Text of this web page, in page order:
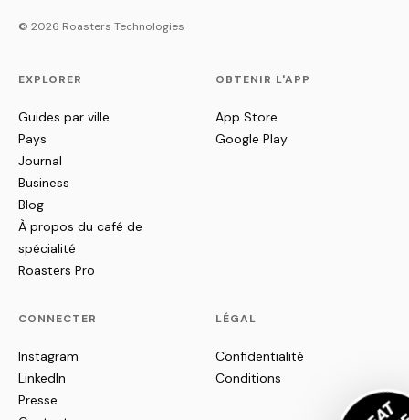
© 2026 Roasters Technologies
EXPLORER
Guides par ville
Pays
Journal
Business
Blog
À propos du café de
spécialité
Roasters Pro
OBTENIR L'APP
App Store
Google Play
CONNECTER
Instagram
LinkedIn
Presse
LÉGAL
Confidentialité
Conditions